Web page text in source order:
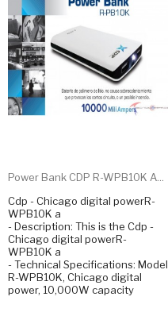
Power Bank CDP R-WPB10K A...
Cdp - Chicago digital powerR-
WPB10K a
- Description: This is the Cdp -
Chicago digital powerR-
WPB10K a
- Technical Specifications: Model
R-WPB10K, Chicago digital
power, 10,000W capacity